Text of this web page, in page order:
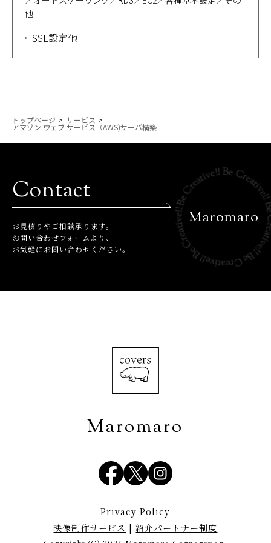
他
SSL設定他
トップページ サービス
アマゾン ウェブ サービス（AWS)サーバ構築
Contact
お⾒積りやご相談承ります。
お問い合わせフォームより、
お気軽にお問い合わせください。
Maromaro
Maromaro
Privacy Policy
映像制作サービス |紹介パートナー制度